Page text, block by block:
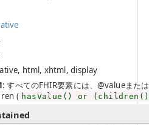
html, xhtml, display
: すべてのFHIR要素には、@valueま
( hasValue() or